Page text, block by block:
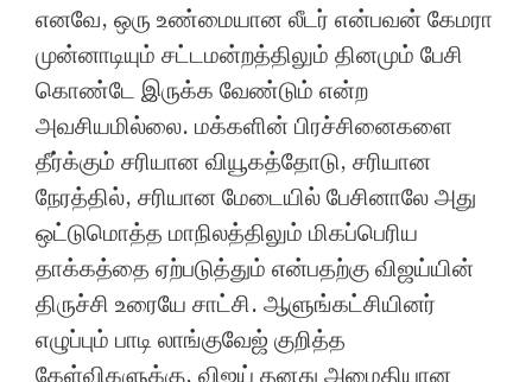
எனவே, ஒரு உண்மையான லீடர் என்பவன் கேமரா
முன்னாடியும் சட்டமன்றத்திலும் தினமும் பேசி
கொண்டே இருக்க வேண்டும் என்ற
அவசியமில்லை. மக்களின் பிரச்சினைகளை
தீர்க்கும் சரியான வியூகத்தோடு, சரியான
நேரத்தில், சரியான மேடையில் பேசினாலே அது
ஒட்டுமொத்த மாநிலத்திலும் மிகப்பெரிய
தாக்கத்தை ஏற்படுத்தும் என்பதற்கு விஜய்யின்
திருச்சி உரையே சாட்சி. ஆளுங்கட்சியினர்
எழுப்பும் பாடி லாங்குவேஜ் குறித்த